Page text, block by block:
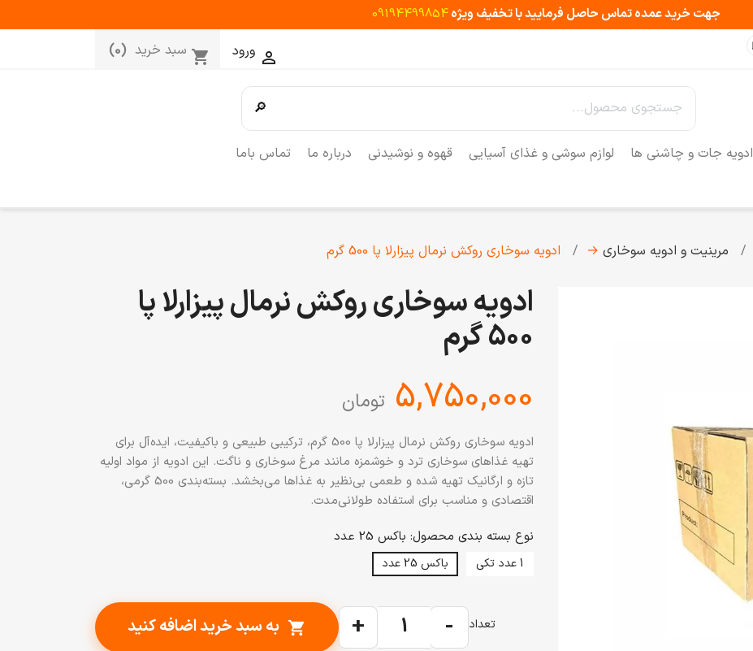
جهت خرید عمده تماس حاصل فرمایید با تخفیف ویژه09194499854
 ورود shopping_cart سبد خرید (0)
🔎
ادویه جات و چاشنی ها لوازم سوشی و غذای آسیایی قهوه و نوشیدنی درباره ما تماس باما
مرینیت و ادویه سوخاری → ادویه سوخاری روکش نرمال پیزارلا پا 500 گرم
ادویه سوخاری روکش نرمال پیزارلا پا
500 گرم
‎5,750,000 تومان
ادویه سوخاری روکش نرمال پیزارلا پا 500 گرم، ترکیبی طبیعی و باکیفیت، ایده‌آل برای
تهیه غذاهای سوخاری ترد و خوشمزه مانند مرغ سوخاری و ناگت. این ادویه از مواد اولیه
تازه و ارگانیک تهیه شده و طعمی بی‌نظیر به غذاها می‌بخشد. بسته‌بندی 500 گرمی،
اقتصادی و مناسب برای استفاده طولانی‌مدت.
نوع بسته بندی محصول: باکس 25 عدد
1 عدد تکی باکس 25 عدد
تعداد -
+
shopping_cart به سبد خرید اضافه کنید